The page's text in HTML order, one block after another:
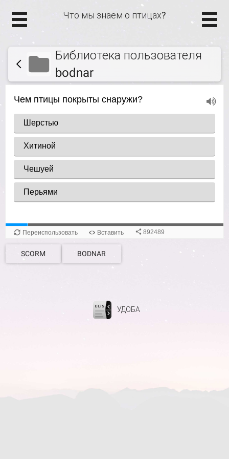
Что мы знаем о птицах?
Библиотека пользователя
bodnar
SCORM BODNAR
УДОБА